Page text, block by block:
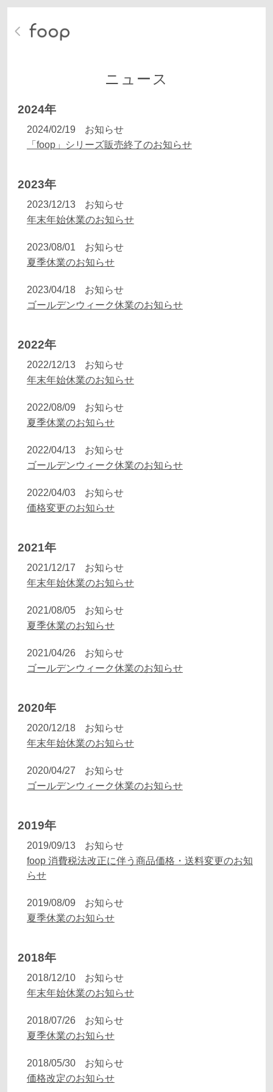
ニュース
2024年
2024/02/19
お知らせ
「foop」シリーズ販売終了のお知らせ
2023年
2023/12/13
お知らせ
年末年始休業のお知らせ
2023/08/01
お知らせ
夏季休業のお知らせ
2023/04/18
お知らせ
ゴールデンウィーク休業のお知らせ
2022年
2022/12/13
お知らせ
年末年始休業のお知らせ
2022/08/09
お知らせ
夏季休業のお知らせ
2022/04/13
お知らせ
ゴールデンウィーク休業のお知らせ
2022/04/03
お知らせ
価格変更のお知らせ
2021年
2021/12/17
お知らせ
年末年始休業のお知らせ
2021/08/05
お知らせ
夏季休業のお知らせ
2021/04/26
お知らせ
ゴールデンウィーク休業のお知らせ
2020年
2020/12/18
お知らせ
年末年始休業のお知らせ
2020/04/27
お知らせ
ゴールデンウィーク休業のお知らせ
2019年
2019/09/13
お知らせ
foop 消費税法改正に伴う商品価格・送料変更のお知
らせ
2019/08/09
お知らせ
夏季休業のお知らせ
2018年
2018/12/10
お知らせ
年末年始休業のお知らせ
2018/07/26
お知らせ
夏季休業のお知らせ
2018/05/30
お知らせ
価格改定のお知らせ